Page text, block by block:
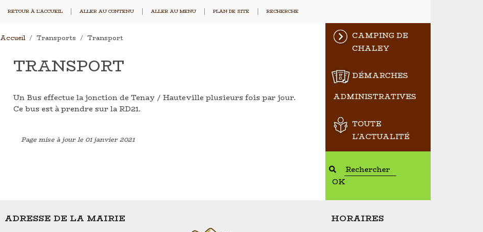
RETOUR À L'ACCUEIL ALLER AU CONTENU ALLER AU MENU PLAN DE SITE RECHERCHE
Accueil Transports Transport
TRANSPORT
Un Bus effectue la jonction de Tenay / Hauteville plusieurs fois par jour.
Ce bus est à prendre sur la RD21.
Page mise à jour le 01 janvier 2021
CAMPING DE
CHALEY
DÉMARCHES
ADMINISTRATIVES
TOUTE
L'ACTUALITÉ
OK
ADRESSE DE LA MAIRIE
HORAIRES